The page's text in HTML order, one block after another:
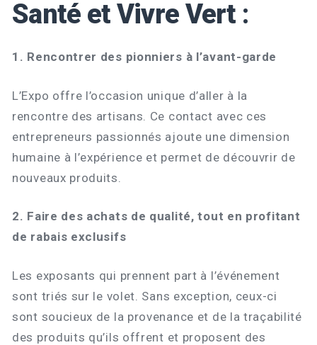
Santé et Vivre Vert :
1. Rencontrer des pionniers à l’avant-garde
L’Expo offre l’occasion unique d’aller à la
rencontre des artisans. Ce contact avec ces
entrepreneurs passionnés ajoute une dimension
humaine à l’expérience et permet de découvrir de
nouveaux produits.
2. Faire des achats de qualité, tout en profitant
de rabais exclusifs
Les exposants qui prennent part à l’événement
sont triés sur le volet. Sans exception, ceux-ci
sont soucieux de la provenance et de la traçabilité
des produits qu’ils offrent et proposent des